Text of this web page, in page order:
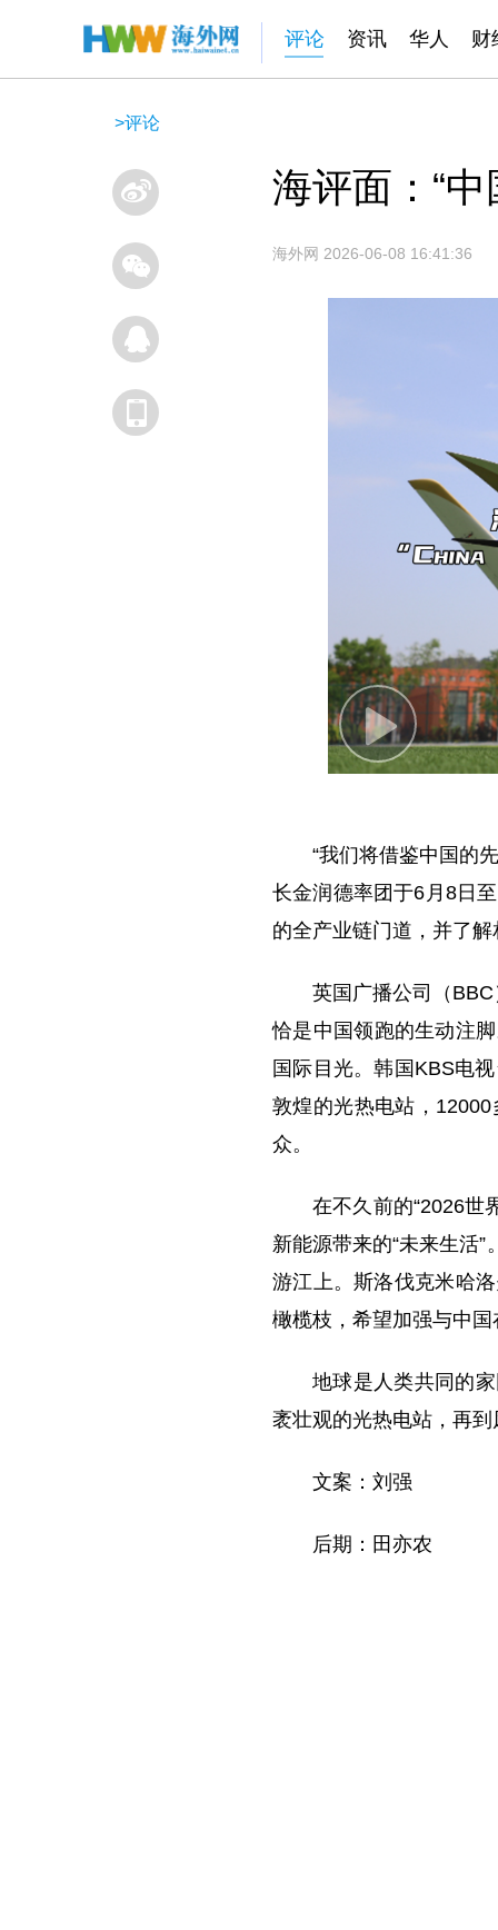
评论 资讯 华人 财
>评论
海评面：“
海外网 2026-06-08 16:41:36
P
l
y
V
i
d
o
“我们将借鉴中国的
长金润德率团于6月8日
的全产业链门道，并了
英国广播公司（
恰是中国领跑的生动注
国际目光。韩国KBS电
敦煌的光热电站，
众。
在不久前的“2026世
新能源带来的“未来生活
游江上。斯洛伐克米哈
橄榄枝，希望加强与中
地球是人类共同的
袤壮观的光热电站，再
文案：刘强
后期：田亦农